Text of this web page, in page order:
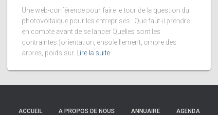
Une web-conférence pour faire le tour de la question du
photovoltaïque pour les entreprises : Que faut-il prendre
en compte avant de se lancer Quelles sont les
contraintes (orientation, ensoleillement, ombre des
arbres, poids sur
Lire la suite
ACCUEIL A PROPOS DE NOUS ANNUAIRE AGENDA